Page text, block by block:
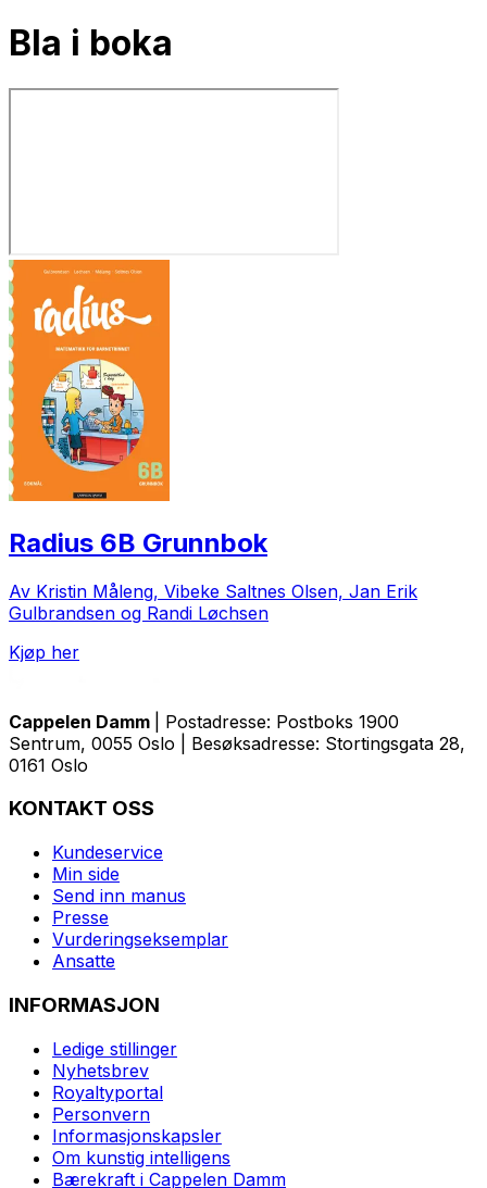
Bla i boka
Radius 6B Grunnbok
Av Kristin Måleng, Vibeke Saltnes Olsen, Jan Erik
Gulbrandsen og Randi Løchsen
Kjøp her
Cappelen Damm
| Postadresse: Postboks 1900
Sentrum, 0055 Oslo | Besøksadresse: Stortingsgata 28,
0161 Oslo
KONTAKT OSS
Kundeservice
Min side
Send inn manus
Presse
Vurderingseksemplar
Ansatte
INFORMASJON
Ledige stillinger
Nyhetsbrev
Royaltyportal
Personvern
Informasjonskapsler
Om kunstig intelligens
Bærekraft i Cappelen Damm